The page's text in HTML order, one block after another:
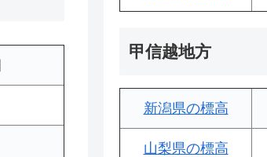
甲信越地方
新潟県の標高
山梨県の標高